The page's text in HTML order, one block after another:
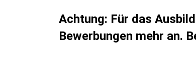
Achtung: Für das
Bewerbungen mehr an.